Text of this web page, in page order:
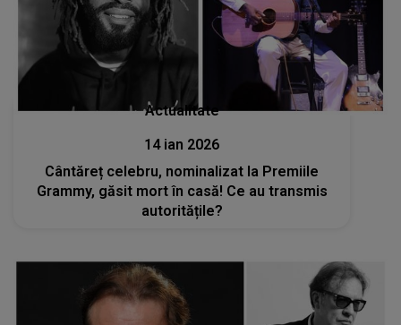
Actualitate
14 ian 2026
Cântăreț celebru, nominalizat la Premiile
Grammy, găsit mort în casă! Ce au transmis
autoritățile?